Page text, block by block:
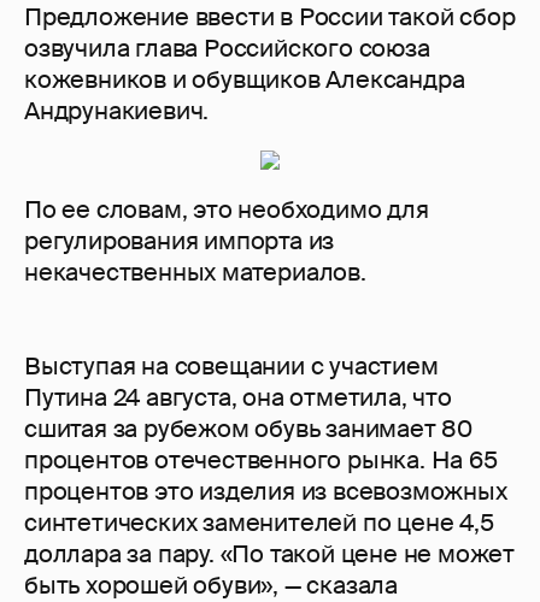
Предложение ввести в России такой сбор
озвучила глава Российского союза
кожевников и обувщиков Александра
Андрунакиевич.
По ее словам, это необходимо для
регулирования импорта из
некачественных материалов.
Выступая на совещании с участием
Путина 24 августа, она отметила, что
сшитая за рубежом обувь занимает 80
процентов отечественного рынка. На 65
процентов это изделия из всевозможных
синтетических заменителей по цене 4,5
доллара за пару. «По такой цене не может
быть хорошей обуви», — сказала